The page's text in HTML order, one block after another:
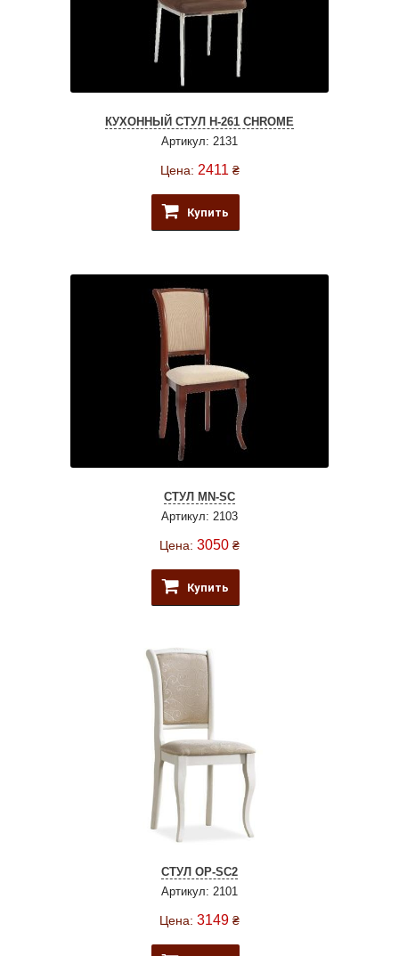
КУХОННЫЙ СТУЛ H-261 CHROME
Артикул: 2131
Цена: 2411 ₴
Купить
СТУЛ MN-SC
Артикул: 2103
Цена: 3050 ₴
Купить
СТУЛ OP-SC2
Артикул: 2101
Цена: 3149 ₴